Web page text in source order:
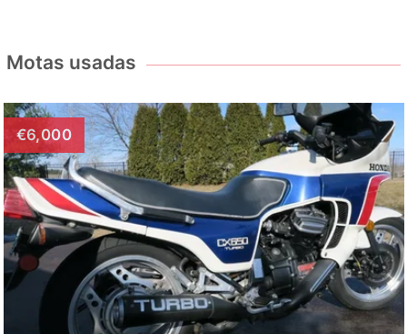
Motas usadas
€6,000